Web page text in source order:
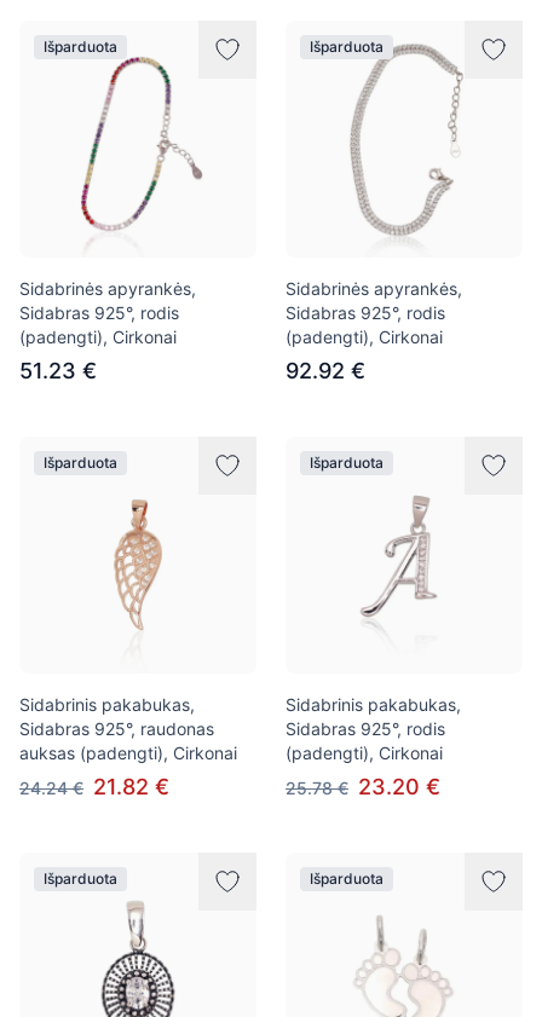
Išparduota
Sidabrinės apyrankės,
Sidabras 925°, rodis
(padengti), Cirkonai
51.23 €
Išparduota
Sidabrinės apyrankės,
Sidabras 925°, rodis
(padengti), Cirkonai
92.92 €
Išparduota
Sidabrinis pakabukas,
Sidabras 925°, raudonas
auksas (padengti), Cirkonai
24.24 € 21.82 €
Išparduota
Sidabrinis pakabukas,
Sidabras 925°, rodis
(padengti), Cirkonai
25.78 € 23.20 €
Išparduota Išparduota